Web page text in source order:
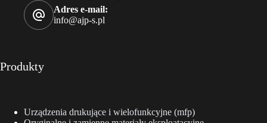
Adres e-mail:
info@ajp-s.pl
Produkty
Urządzenia drukujące i wielofunkcyjne (mfp)